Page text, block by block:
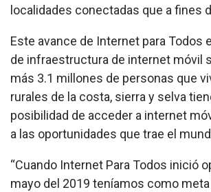
localidades conectadas que a fines
Este avance de Internet para Todos
de infraestructura de internet móvil
más 3.1 millones de personas que
rurales de la costa, sierra y selva
posibilidad de acceder a internet
a las oportunidades que trae el
“Cuando Internet Para Todos inició
mayo del 2019 teníamos como